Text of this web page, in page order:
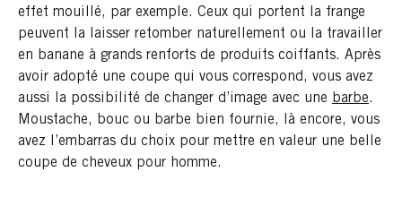
effet mouillé, par exemple. Ceux qui portent la frange
peuvent la laisser retomber naturellement ou la travailler
en banane à grands renforts de produits coiffants. Après
avoir adopté une coupe qui vous correspond, vous avez
aussi la possibilité de changer d’image avec une barbe.
Moustache, bouc ou barbe bien fournie, là encore, vous
avez l’embarras du choix pour mettre en valeur une belle
coupe de cheveux pour homme.